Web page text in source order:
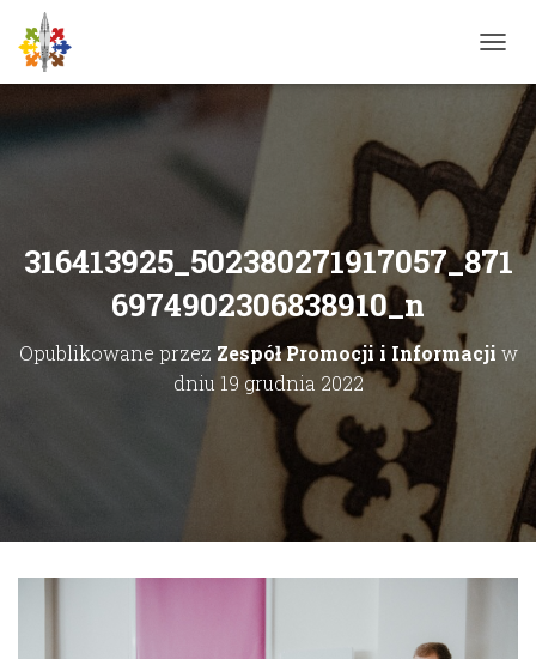
R
Ł
Ą
C
Z
N
A
A
316413925_502380271917057_871
6974902306838910_n
Opublikowane przez Zespół Promocji i Informacji w
dniu 19 grudnia 2022